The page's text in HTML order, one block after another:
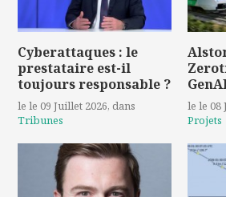
Cyberattaques : le
prestataire est-il
toujours responsable ?
le le 09 Juillet 2026, dans
Tribunes
le le 08
Projets